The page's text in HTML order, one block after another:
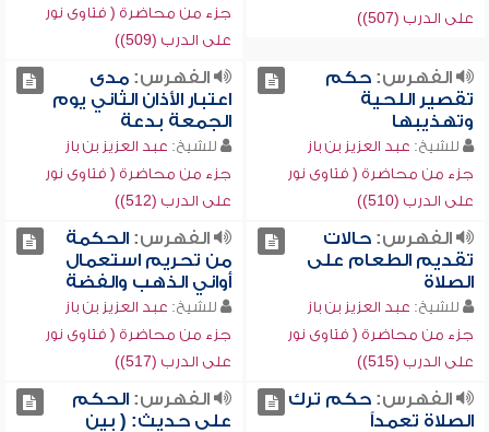
على الدرب (507))
جزء من محاضرة ( فتاوى نور
على الدرب (509))
الفهرس:حكم
تقصير اللحية
وتهذيبها
للشيخ: عبد العزيز بن باز
جزء من محاضرة ( فتاوى نور
على الدرب (510))
الفهرس:مدى
اعتبار الأذان الثاني يوم
الجمعة بدعة
للشيخ: عبد العزيز بن باز
جزء من محاضرة ( فتاوى نور
على الدرب (512))
الفهرس:حالات
تقديم الطعام على
الصلاة
للشيخ: عبد العزيز بن باز
جزء من محاضرة ( فتاوى نور
على الدرب (515))
الفهرس:الحكمة
من تحريم استعمال
أواني الذهب والفضة
للشيخ: عبد العزيز بن باز
جزء من محاضرة ( فتاوى نور
على الدرب (517))
الفهرس:حكم ترك
الصلاة تعمداً
الفهرس:الحكم
على حديث: ( بين